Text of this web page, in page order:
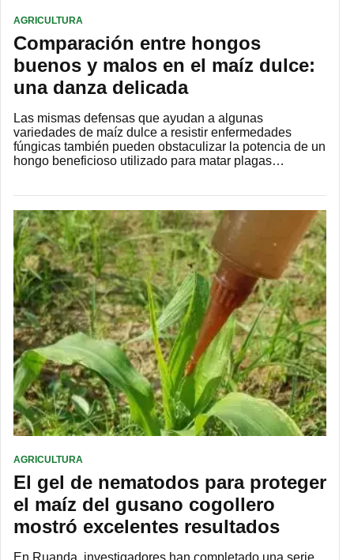
AGRICULTURA
Comparación entre hongos
buenos y malos en el maíz dulce:
una danza delicada
Las mismas defensas que ayudan a algunas
variedades de maíz dulce a resistir enfermedades
fúngicas también pueden obstaculizar la potencia de un
hongo beneficioso utilizado para matar plagas…
AGRICULTURA
El gel de nematodos para proteger
el maíz del gusano cogollero
mostró excelentes resultados